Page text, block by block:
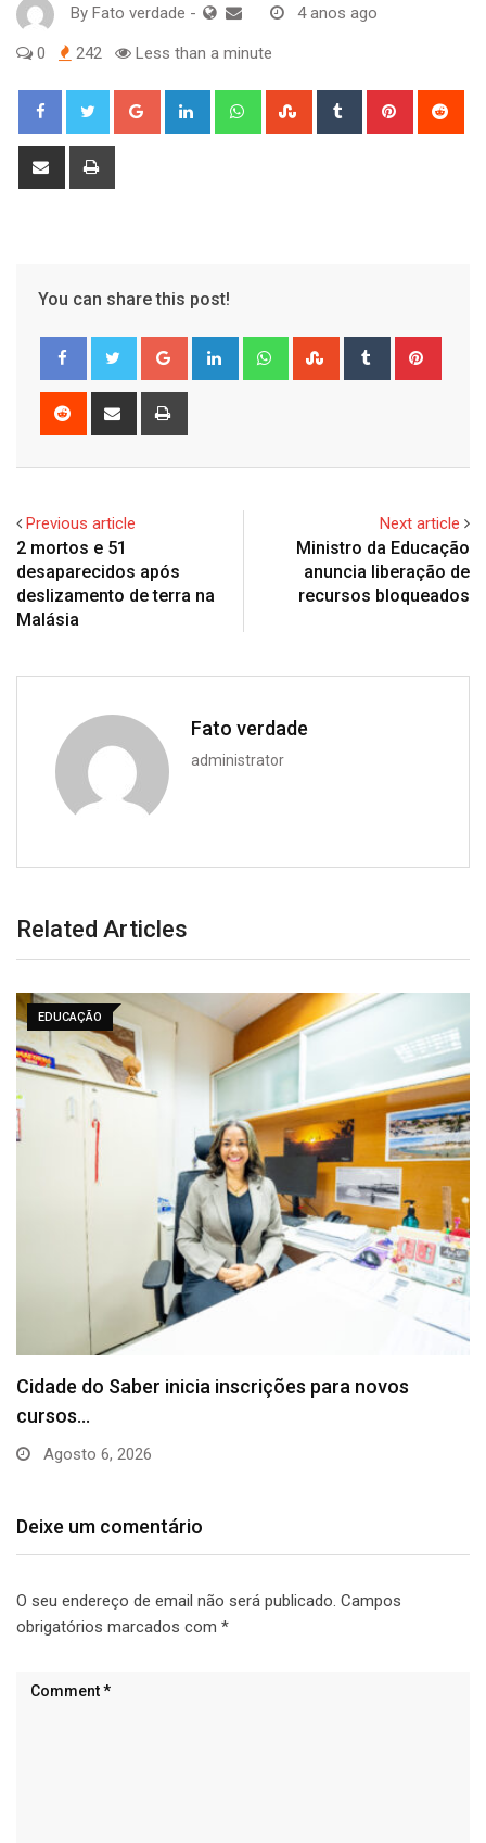
By Fato verdade - 4 anos ago
0 242 Less than a minute
Google+ LinkedIn WhatsappStumbleUpon
Tumblr Pinterest
Share
You can share this post!
Google+ LinkedIn WhatsappStumbleUpon
Tumblr
Reddit
Share
Previous article
2 mortos e 51
desaparecidos após
deslizamento de terra na
Malásia
Next article
Ministro da Educação
anuncia liberação de
recursos bloqueados
Fato verdade
administrator
Related Articles
EDUCAÇÃO
Camaçari empossa 300 Embaixadores da
Alfabetização e fortalece…
Agosto 5, 2026
Deixe um comentário
O seu endereço de email não será publicado. Campos
obrigatórios marcados com *